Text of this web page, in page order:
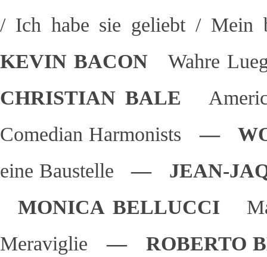
/ Ich habe sie geliebt / Mein
KEVIN BACONWahre
CHRISTIAN BALE
Comedian Harmonists
—
eine Baustelle
— JEAN-
MONICA BELLUCCI
Meraviglie
— ROBERTO